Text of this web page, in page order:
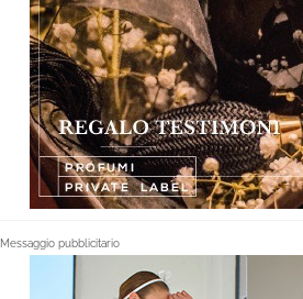
Messaggio pubblicitario